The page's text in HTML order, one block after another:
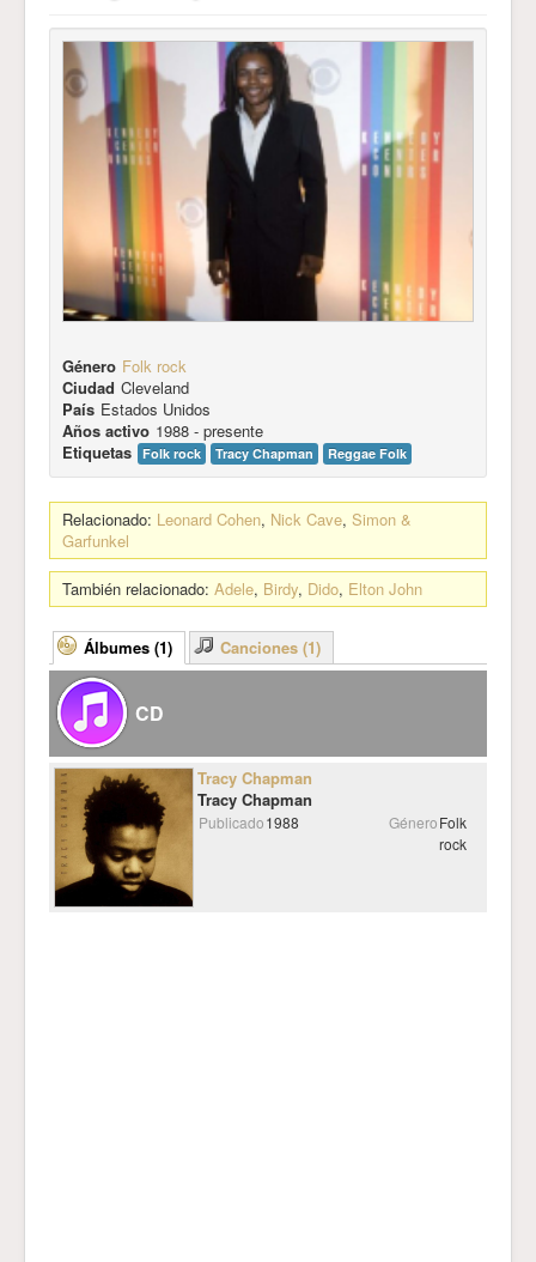
Género Folk rock
Ciudad Cleveland
País Estados Unidos
Años activo 1988 - presente
Etiquetas Folk rock Tracy Chapman Reggae Folk
Relacionado: Leonard Cohen, Nick Cave, Simon &
Garfunkel
También relacionado: Adele, Birdy, Dido, Elton John
Álbumes (1) Canciones (1)
CD
Tracy Chapman
Tracy Chapman
Publicado1988 GéneroFolk
rock